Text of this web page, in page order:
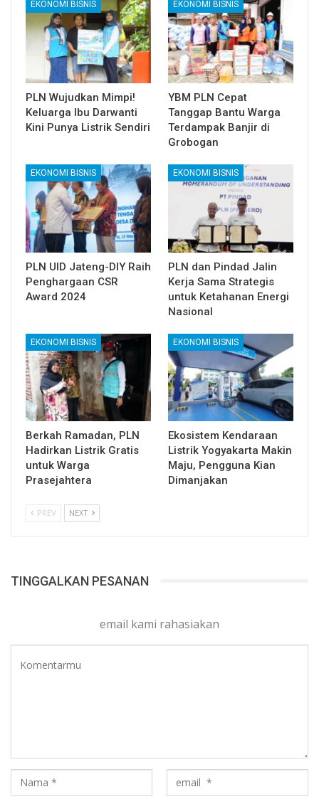
EKONOMI BISNIS
PLN Wujudkan Mimpi!
Keluarga Ibu Darwanti
Kini Punya Listrik Sendiri
EKONOMI BISNIS
YBM PLN Cepat
Tanggap Bantu Warga
Terdampak Banjir di
Grobogan
EKONOMI BISNIS
PLN UID Jateng-DIY Raih
Penghargaan CSR
Award 2024
EKONOMI BISNIS
PLN dan Pindad Jalin
Kerja Sama Strategis
untuk Ketahanan Energi
Nasional
EKONOMI BISNIS
Berkah Ramadan, PLN
Hadirkan Listrik Gratis
untuk Warga
Prasejahtera
EKONOMI BISNIS
Ekosistem Kendaraan
Listrik Yogyakarta Makin
Maju, Pengguna Kian
Dimanjakan
PREV NEXT
TINGGALKAN PESANAN
email kami rahasiakan